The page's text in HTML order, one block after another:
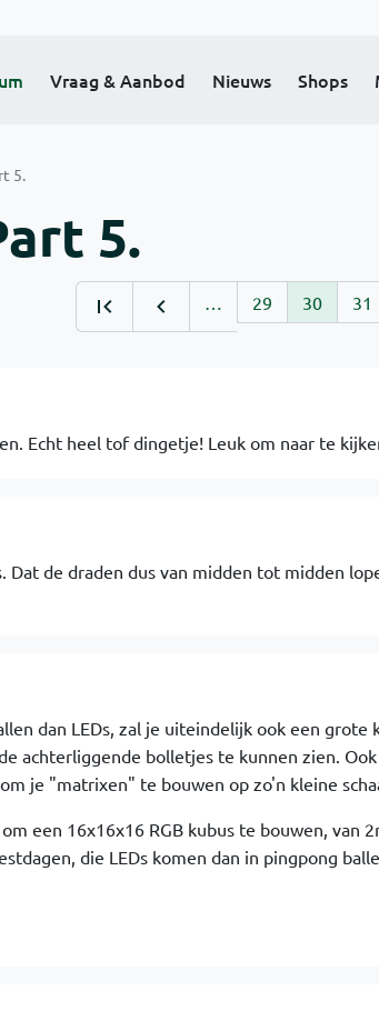
Vraag & Aanbod Nieuws Shops
5.
5.
… 29 30 31
Echt heel tof dingetje! Leuk om naar te
de draden dus van midden tot midden
dan LEDs, zal je uiteindelijk ook een grote
achterliggende bolletjes te kunnen zien.
je "matrixen" te bouwen op zo'n kleine
een 16x16x16 RGB kubus te bouwen, van
die LEDs komen dan in pingpong